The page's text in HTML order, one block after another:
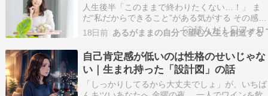
人生後半「このままで終わりたくない…！」 ま
だ“私だからできること”がある気がする その感覚
は魂からのサイン 足りない何かを埋めようとし
も答えを探しに行っても どこか満たされなかっ
のは “魂が望む生き方”をまだ生きれてないから
う無理に頑張らなくていい“あなただけの答え”…
18日前 あるがままの自分で望む人生を創造する
自己肯定感が低いのは性格のせいじゃな
い｜生まれ持った「設計図」の話
「しっかりしてるから大丈夫でしょ」が、いちば